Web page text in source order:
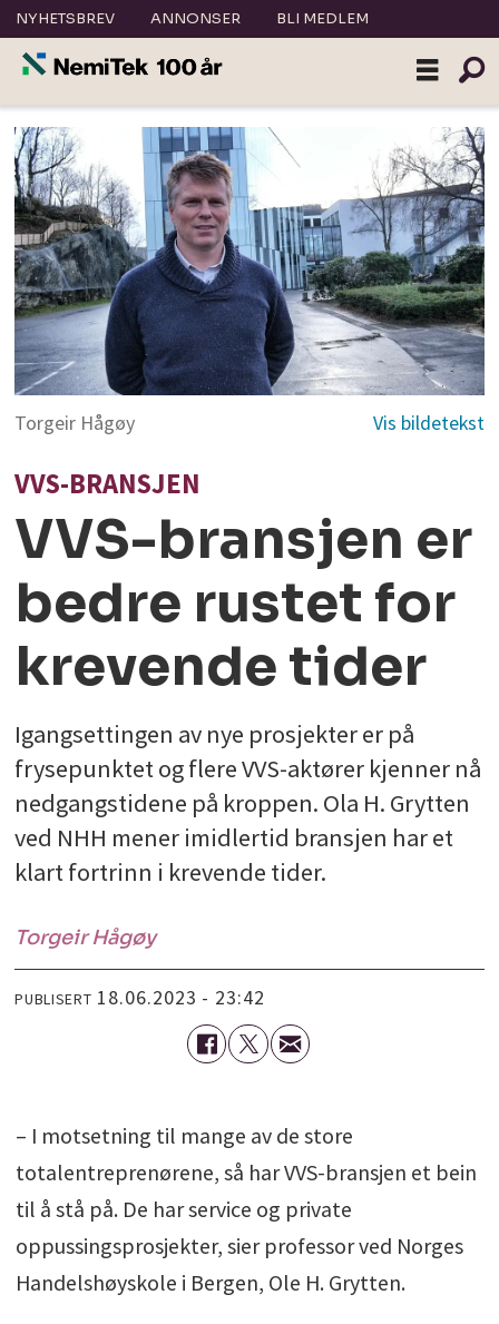
NYHETSBREV ANNONSER BLI MEDLEM
Torgeir Hågøy
VVS-BRANSJEN
VVS-bransjen er
bedre rustet for
krevende tider
Igangsettingen av nye prosjekter er på
frysepunktet og flere VVS-aktører kjenner nå
nedgangstidene på kroppen. Ola H. Grytten
ved NHH mener imidlertid bransjen har et
klart fortrinn i krevende tider.
Torgeir Hågøy
PUBLISERT 18.06.2023 - 23:42
– I motsetning til mange av de store
totalentreprenørene, så har VVS-bransjen et bein
til å stå på. De har service og private
oppussingsprosjekter, sier professor ved Norges
Handelshøyskole i Bergen, Ole H. Grytten.